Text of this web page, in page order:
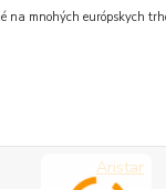
na mnohých európskych
Aristar